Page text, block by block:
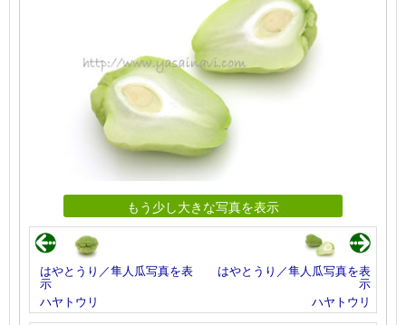
もう少し大きな写真を表示
はやとうり／隼人瓜写真を表
示
ハヤトウリ
はやとうり／隼人瓜写真を表
示
ハヤトウリ